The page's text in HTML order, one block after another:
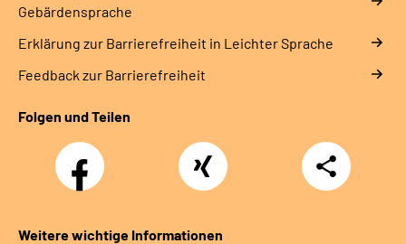
Gebärdensprache
Erklärung zur Barrierefreiheit in Leichter Sprache
Feedback zur Barrierefreiheit
Folgen und Teilen
Facebook Xing
Teilen
Weitere wichtige Informationen